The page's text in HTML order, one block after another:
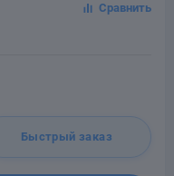
Быстрый заказ